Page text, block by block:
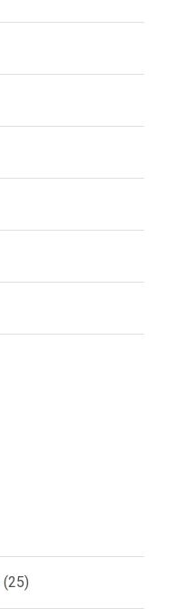
(25)